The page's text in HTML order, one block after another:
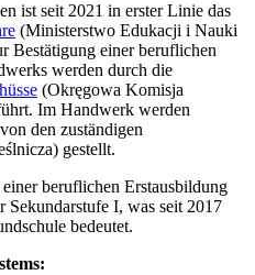
ist seit 2021 in erster Linie das
(Ministerstwo Edukacji i Nauki
Bestätigung einer beruflichen
werden durch die
(Okręgowa Komisja
Im Handwerk werden
den zuständigen
gestellt.
beruflichen Erstausbildung
Sekundarstufe I, was seit 2017
bedeutet.